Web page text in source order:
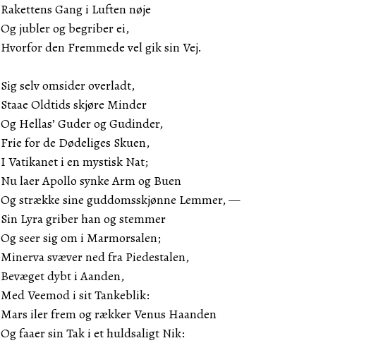
Rakettens Gang i Luften nøje
Og jubler og begriber ei,
Hvorfor den Fremmede vel gik sin Vej.
Sig selv omsider overladt,
Staae Oldtids skjøre Minder
Og Hellas’ Guder og Gudinder,
Frie for de Dødeliges Skuen,
I Vatikanet i en mystisk Nat;
Nu laer Apollo synke Arm og Buen
Og strække sine guddomsskjønne Lemmer, —
Sin Lyra griber han og stemmer
Og seer sig om i Marmorsalen;
Minerva svæver ned fra Piedestalen,
Bevæget dybt i Aanden,
Med Veemod i sit Tankeblik:
Mars iler frem og rækker Venus Haanden
Og faaer sin Tak i et huldsaligt Nik: